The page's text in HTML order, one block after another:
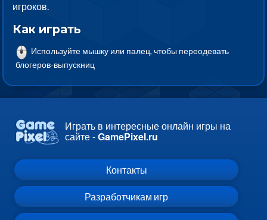
игроков.
Как играть
Используйте мышку или палец, чтобы переодевать
блогеров-выпускниц
Играть в интересные онлайн игры на
сайте -GamePixel.ru
Контакты
Разработчикам игр